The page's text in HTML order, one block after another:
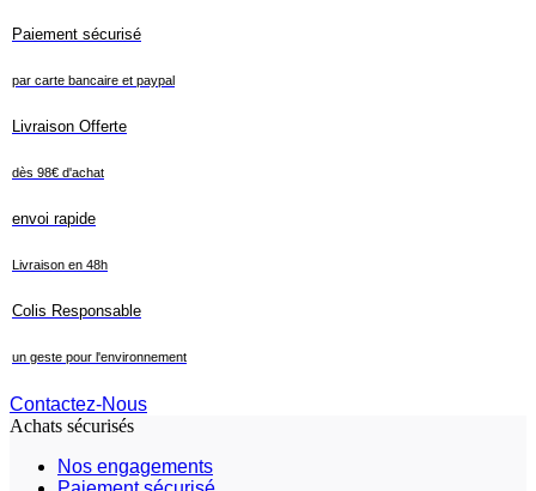
Paiement sécurisé
par carte bancaire et paypal
Livraison Offerte
dès 98€ d'achat
envoi rapide
Livraison en 48h
Colis Responsable
un geste pour l'environnement
Contactez-Nous
Achats sécurisés
Nos engagements